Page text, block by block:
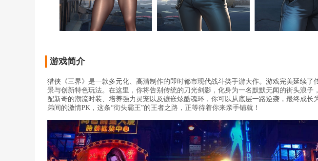
游戏简介
猎侠《三界》是一款多元化、高清制作的即时都市现代战斗类手游大作。游戏完美延续了
景与创新特色玩法。在这里，你将告别传统的刀光剑影，化身为一名默默无闻的街头浪子
配新奇的潮流时装、培养强力灵宠以及镶嵌炫酷魂环，你可以从底层一路逆袭，最终成
弟间的激情PK，这条“街头霸王”的王者之路，正等待着你来亲手铺就！